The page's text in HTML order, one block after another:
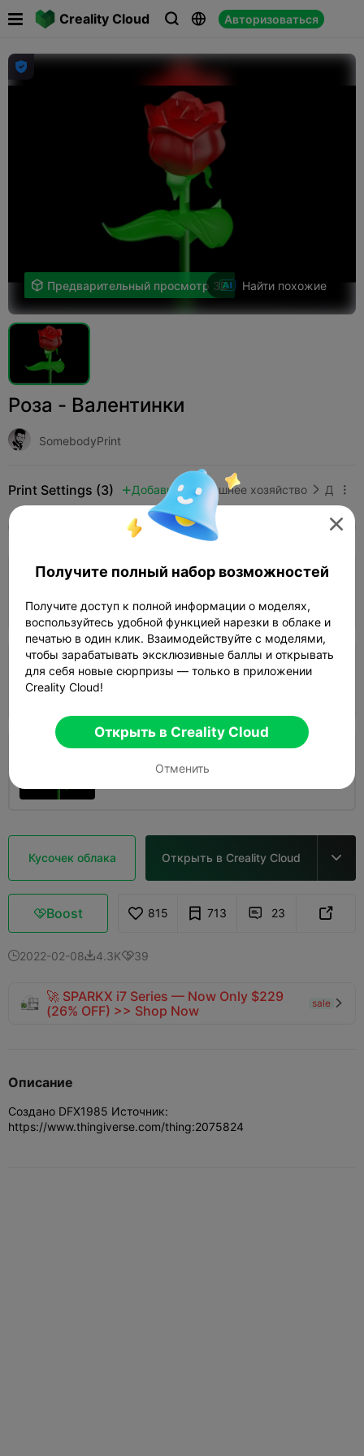
Creality Cloud   Авторизоваться
 

 Предварительный просмотр 3D Найти похожие
Роза - Валентинки
SomebodyPrint
Print Settings (3)  Добавить Домашнее хозяйство  
K2 Plus K2 Pro
0.2mm layer, 3 walls, 15% infill
 03h 13m  1 plates  83.52g

0.2mm layer, 2 walls, 15% infill
Кусочек облака Открыть в Creality Cloud 
Boost 815 713  23 
2022-02-084.3K39
🚀 SPARKX i7 Series — Now Only $229
(26% OFF) >> Shop Now
sale 
Описание
Создано DFX1985 Источник:
https://www.thingiverse.com/thing:2075824

Получите полный набор возможностей
Получите доступ к полной информации о моделях,
воспользуйтесь удобной функцией нарезки в облаке и
печатью в один клик. Взаимодействуйте с моделями,
чтобы зарабатывать эксклюзивные баллы и открывать
для себя новые сюрпризы — только в приложении
Creality Cloud!
Открыть в Creality Cloud
Отменить